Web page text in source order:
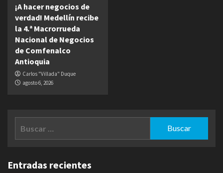
¡A hacer negocios de
verdad! Medellín recibe
la 4.ª Macrorrueda
Nacional de Negocios
de Comfenalco
Antioquia
Carlos "Villada" Duque
agosto 6, 2026
Entradas recientes